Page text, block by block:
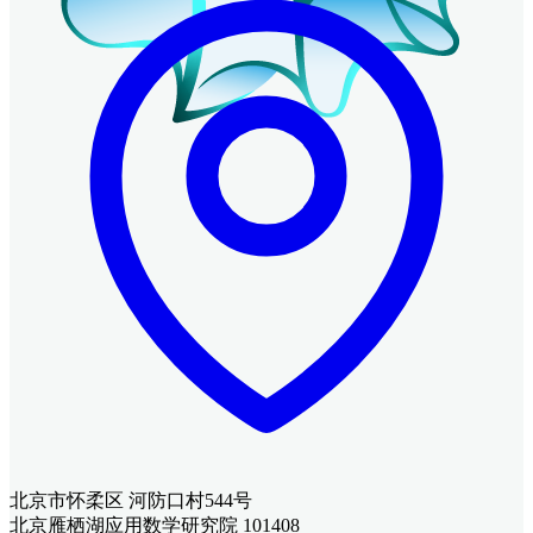
北京市怀柔区 河防口村544号
北京雁栖湖应用数学研究院 101408